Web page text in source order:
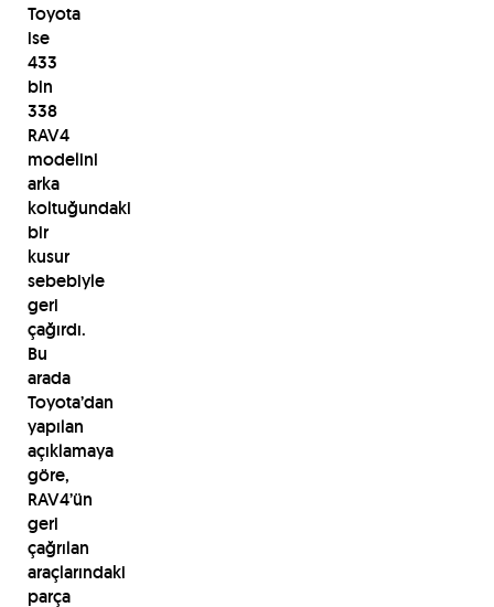
Toyota
ise
433
bin
338
RAV4
modelini
arka
koltuğundaki
bir
kusur
sebebiyle
geri
çağırdı.
Bu
arada
Toyota’dan
yapılan
açıklamaya
göre,
RAV4’ün
geri
çağrılan
araçlarındaki
parça